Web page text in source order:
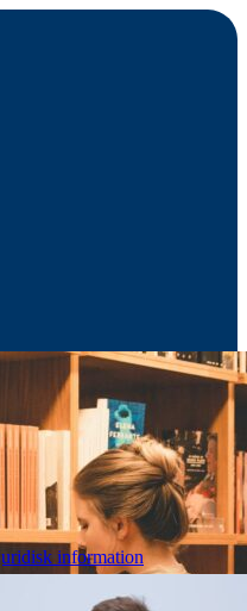
information